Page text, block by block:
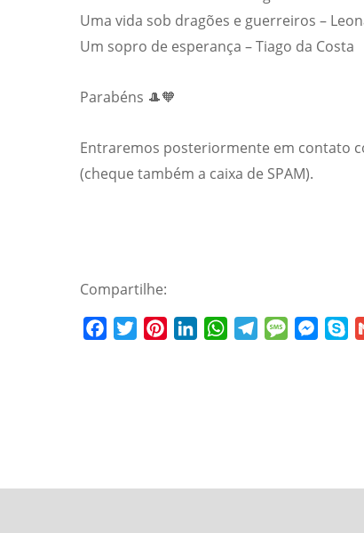
Uma vida sob dragões e guerreiros –
Um sopro de esperança – Tiago da Costa
Parabéns 🎩🧡
Entraremos posteriormente em contato
(cheque também a caixa de SPAM).
Compartilhe:
FacebookTwitterPinterestLinkedInWhatsAppTelegramMessage